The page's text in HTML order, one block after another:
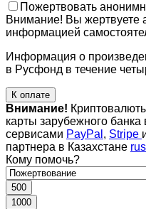
Пожертвовать
Внимание! Вы жертвуете
информацией
Информация о
в Русфонд в течение
К оплате
Внимание!
карты зарубежного банка
сервисами PayPal , Stripe
партнера в Казахстане
Кому помочь?
500
1000